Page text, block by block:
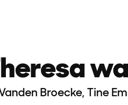
Broecke, Tine